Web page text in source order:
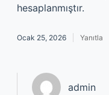
hesaplanmıştır.
Ocak 25, 2026 Yanıtla
admin